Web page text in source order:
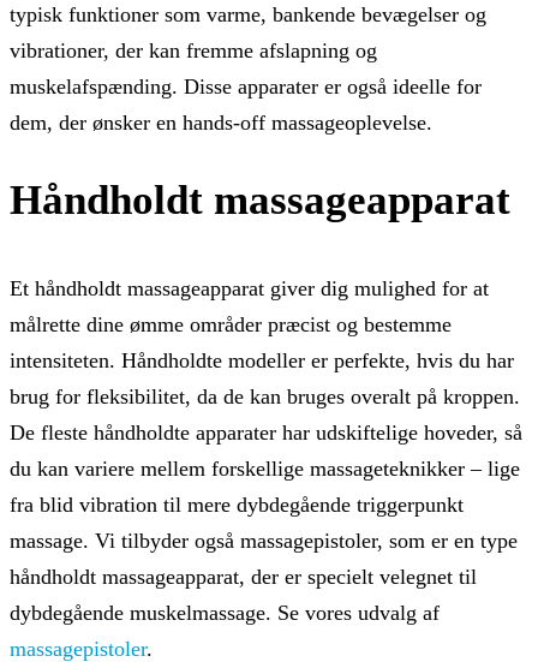
typisk funktioner som varme, bankende bevægelser og
vibrationer, der kan fremme afslapning og
muskelafspænding. Disse apparater er også ideelle for
dem, der ønsker en hands-off massageoplevelse.
Håndholdt massageapparat
Et håndholdt massageapparat giver dig mulighed for at
målrette dine ømme områder præcist og bestemme
intensiteten. Håndholdte modeller er perfekte, hvis du har
brug for fleksibilitet, da de kan bruges overalt på kroppen.
De fleste håndholdte apparater har udskiftelige hoveder, så
du kan variere mellem forskellige massageteknikker – lige
fra blid vibration til mere dybdegående triggerpunkt
massage. Vi tilbyder også massagepistoler, som er en type
håndholdt massageapparat, der er specielt velegnet til
dybdegående muskelmassage. Se vores udvalg af
massagepistoler.